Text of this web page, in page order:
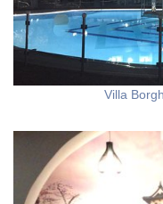
Villa